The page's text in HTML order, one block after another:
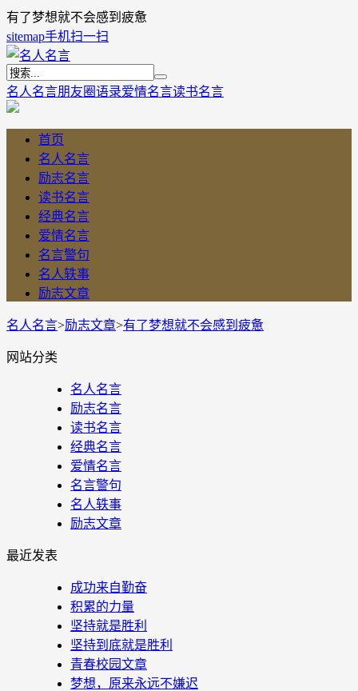
有了梦想就不会感到疲惫
sitemap手机扫一扫
名人名言朋友圈语录爱情名言读书名言
首页
名人名言
励志名言
读书名言
经典名言
爱情名言
名言警句
名人轶事
励志文章
名人名言>励志文章>有了梦想就不会感到疲惫
网站分类
名人名言
励志名言
读书名言
经典名言
爱情名言
名言警句
名人轶事
励志文章
最近发表
成功来自勤奋
积累的力量
坚持就是胜利
坚持到底就是胜利
青春校园文章
梦想，原来永远不嫌迟